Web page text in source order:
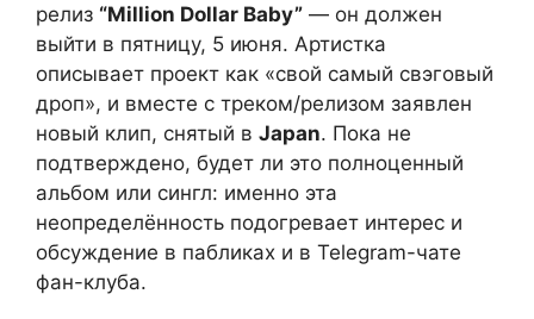
релиз “Million Dollar Baby” — он должен
выйти в пятницу, 5 июня. Артистка
описывает проект как «свой самый свэговый
дроп», и вместе с треком/релизом заявлен
новый клип, снятый в Japan. Пока не
подтверждено, будет ли это полноценный
альбом или сингл: именно эта
неопределённость подогревает интерес и
обсуждение в пабликах и в Telegram-чате
фан-клуба.